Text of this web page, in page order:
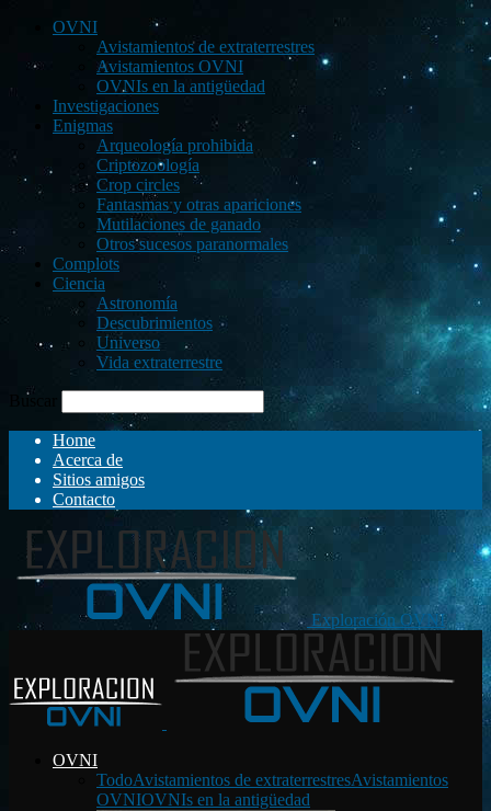
OVNI
Avistamientos de extraterrestres
Avistamientos OVNI
OVNIs en la antigüedad
Investigaciones
Enigmas
Arqueología prohibida
Criptozoología
Crop circles
Fantasmas y otras apariciones
Mutilaciones de ganado
Otros sucesos paranormales
Complots
Ciencia
Astronomía
Descubrimientos
Universo
Vida extraterrestre
Buscar
Home
Acerca de
Sitios amigos
Contacto
Exploración OVNI
OVNI
TodoAvistamientos de extraterrestresAvistamientos
OVNIOVNIs en la antigüedad